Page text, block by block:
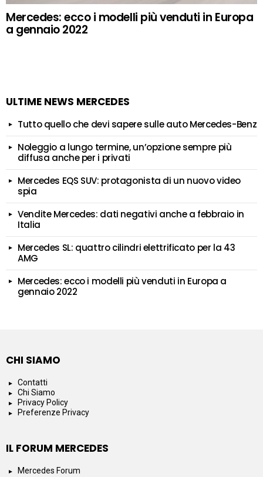
Mercedes: ecco i modelli più venduti in Europa
a gennaio 2022
ULTIME NEWS MERCEDES
Tutto quello che devi sapere sulle auto Mercedes-Benz
Noleggio a lungo termine, un’opzione sempre più
diffusa anche per i privati
Mercedes EQS SUV: protagonista di un nuovo video
spia
Vendite Mercedes: dati negativi anche a febbraio in
Italia
Mercedes SL: quattro cilindri elettrificato per la 43
AMG
Mercedes: ecco i modelli più venduti in Europa a
gennaio 2022
CHI SIAMO
Contatti
Chi Siamo
Privacy Policy
Preferenze Privacy
IL FORUM MERCEDES
Mercedes Forum